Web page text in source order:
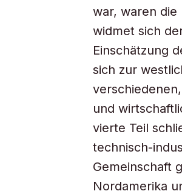
war, waren
widmet sich
Einschätzung
sich zur
und
vierte Teil
technisch-
Gemeinschaft
Nordamerika